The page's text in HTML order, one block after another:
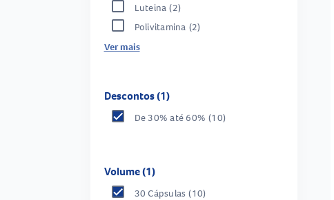
Luteina (2)
Polivitamina (2)
Ver mais
Descontos (1)
De 30% até 60% (10)
Volume (1)
30 Cápsulas (10)